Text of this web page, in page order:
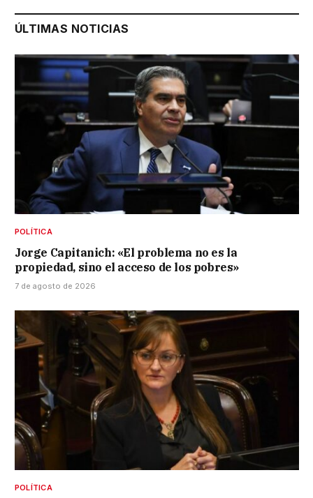
ÚLTIMAS NOTICIAS
POLÍTICA
Jorge Capitanich: «El problema no es la
propiedad, sino el acceso de los pobres»
7 de agosto de 2026
POLÍTICA